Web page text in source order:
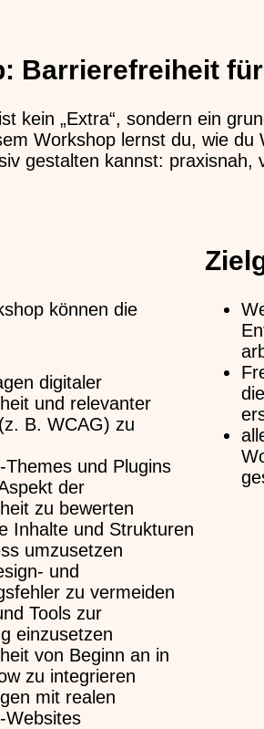
Barrierefreiheit
kein „Extra“, sondern ein
Workshop lernst du, wie du
gestalten kannst: praxisnah,
können die
digitaler
und relevanter
B. WCAG) zu
Themes und Plugins
der
zu bewerten
Inhalte und Strukturen
umzusetzen
und
zu vermeiden
Tools zur
einzusetzen
von Beginn an in
zu integrieren
mit realen
Websites